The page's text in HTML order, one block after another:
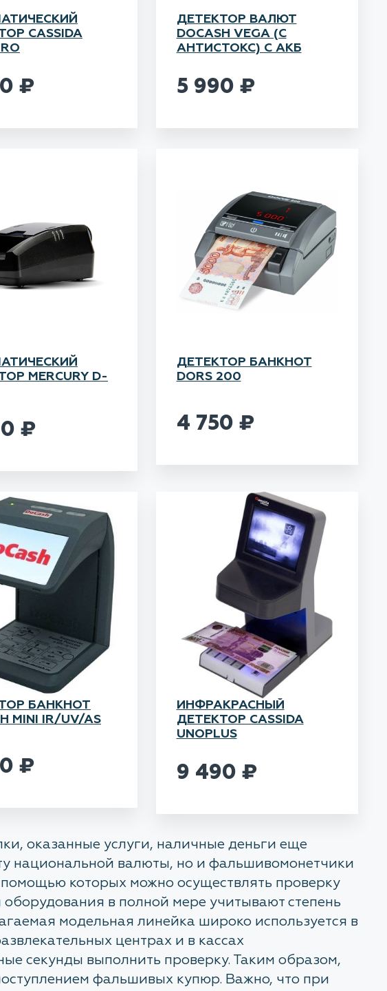
CASSIDA
₽
ДЕТЕКТОР ВАЛЮТ
DOCASH VEGA (С
АНТИСТОКС) С АКБ
5 990 ₽
MERCURY D-
₽
ДЕТЕКТОР БАНКНОТ
DORS 200
4 750 ₽
БАНКНОТ
MINI IR/UV/AS
₽
ИНФРАКРАСНЫЙ
ДЕТЕКТОР CASSIDA
UNOPLUS
9 490 ₽
оказанные услуги, наличные деньги еще
национальной валюты, но и фальшивомонетчики
которых можно осуществлять проверку
в полной мере учитывают степень
модельная линейка широко используется в
центрах и в кассах
секунды выполнить проверку. Таким образом,
фальшивых купюр. Важно, что при